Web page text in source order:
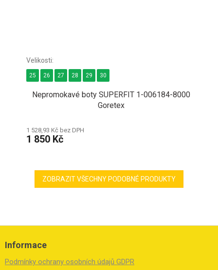
Nepromokavé boty SUPERFIT 1-006184-8000
Goretex
1 528,93 Kč bez DPH
1 850 Kč
25 26 27 28 29 30
ZOBRAZIT VŠECHNY PODOBNÉ PRODUKTY
Z
Informace
Podmínky ochrany osobních údajů GDPR